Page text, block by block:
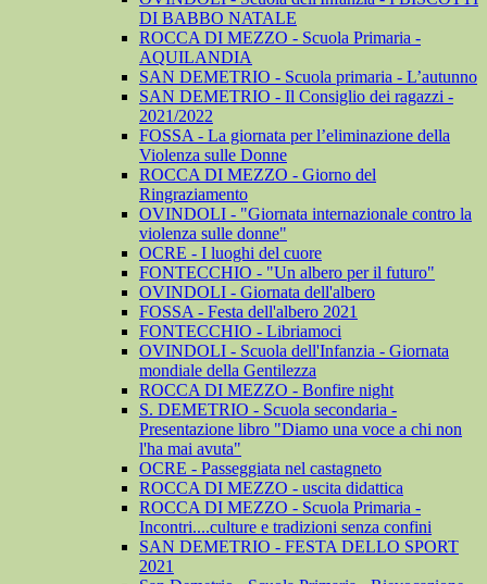
DI BABBO NATALE
ROCCA DI MEZZO - Scuola Primaria -
AQUILANDIA
SAN DEMETRIO - Scuola primaria - L’autunno
SAN DEMETRIO - Il Consiglio dei ragazzi -
2021/2022
FOSSA - La giornata per l’eliminazione della
Violenza sulle Donne
ROCCA DI MEZZO - Giorno del
Ringraziamento
OVINDOLI - "Giornata internazionale contro la
violenza sulle donne"
OCRE - I luoghi del cuore
FONTECCHIO - "Un albero per il futuro"
OVINDOLI - Giornata dell'albero
FOSSA - Festa dell'albero 2021
FONTECCHIO - Libriamoci
OVINDOLI - Scuola dell'Infanzia - Giornata
mondiale della Gentilezza
ROCCA DI MEZZO - Bonfire night
S. DEMETRIO - Scuola secondaria -
Presentazione libro "Diamo una voce a chi non
l'ha mai avuta"
OCRE - Passeggiata nel castagneto
ROCCA DI MEZZO - uscita didattica
ROCCA DI MEZZO - Scuola Primaria -
Incontri....culture e tradizioni senza confini
SAN DEMETRIO - FESTA DELLO SPORT
2021